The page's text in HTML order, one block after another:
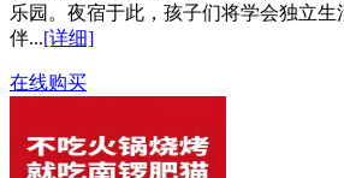
乐园。夜宿于此，孩子们将学会独立
伴...[详细]
在线购买